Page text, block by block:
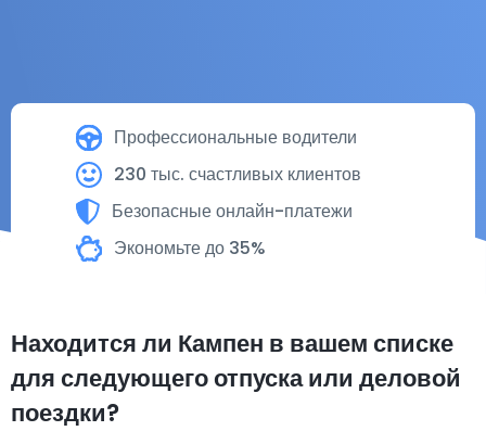
Профессиональные водители
230 тыс. счастливых клиентов
Безопасные онлайн-платежи
Экономьте до 35%
Находится ли Кампен в вашем списке
для следующего отпуска или деловой
поездки?